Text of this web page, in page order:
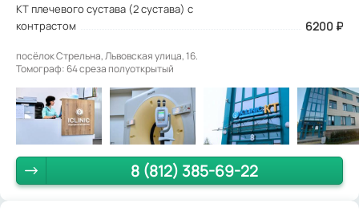
КТ плечевого сустава (2 сустава) с
контрастом
6200 ₽
посёлок Стрельна, Львовская улица, 16.
Томограф: 64 среза полуоткрытый
8 (812) 385-69-22